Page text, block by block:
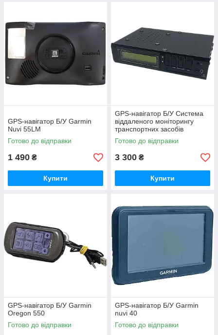
GPS-навігатор Б/У Garmin
Nuvi 55LM
Готово до відправки
1 490 ₴
Купити
GPS-навігатор Б/У Система
віддаленого моніторингу
транспортних засобів
TELETRACK
Готово до відправки
3 300 ₴
Купити
GPS-навігатор Б/У Garmin
Oregon 550
Готово до відправки
GPS-навігатор Б/У Garmin
nuvi 40
Готово до відправки